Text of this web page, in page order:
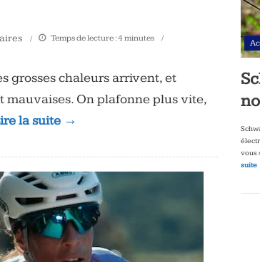
Temps de lecture :4 minutes
grosses chaleurs arrivent, et
mauvaises. On plafonne plus vite,
la suite →
vous
suite